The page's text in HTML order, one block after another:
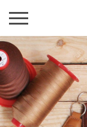
Recherche...
RECHERCHE